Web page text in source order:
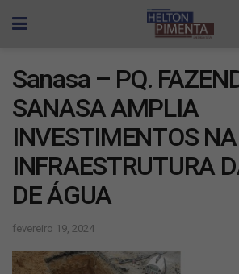
Sanasa – PQ.
SANASA AMPLIA
INVESTIMENTOS NA
INFRAESTRUTURA
DE ÁGUA
fevereiro 19, 2024